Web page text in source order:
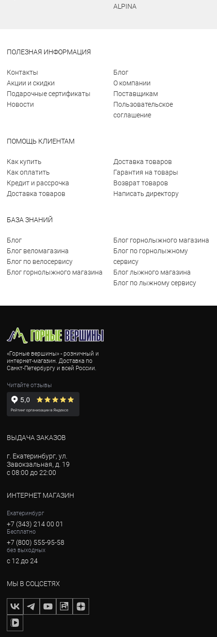
ALPINA
ПОЛЕЗНАЯ ИНФОРМАЦИЯ
Контакты
Акции и скидки
Подарочные сертификаты
Новости
Блог
О компании
Поставщикам
Пользовательское
соглашение
ПОМОЩЬ КЛИЕНТАМ
Как купить
Как оплатить
Кредит и рассрочка
Доставка товаров
Доставка товаров
Гарантия на товары
Возврат товаров
Написать директору
БАЗА ЗНАНИЙ
Блог
Блог веломагазина
Блог по велосервису
Блог горнолыжного магазина
Блог горнолыжного магазина
Блог по горнолыжному
сервису
Блог лыжного магазина
Блог по лыжному сервису
«Горные вершины» - розничный и
интернет-магазин. Доставка по
Санкт-Петербургу и всей России.
Читайте отзывы
ВЫДАЧА ЗАКАЗОВ
г. Екатеринбург, ул.
Завокзальная, д. 19
с 08:00 до 22:00
ИНТЕРНЕТ МАГАЗИН
Екатеринбург
+7 (343) 214 00 01
Бесплатно
+7 (800) 555-95-58
без выходных
с 12 до 24
МЫ В СОЦСЕТЯХ